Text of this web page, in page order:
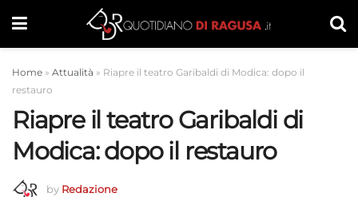
Home » Attualità » Riapre il teatro Garibaldi di Modica: dopo il
restauro
Riapre il teatro Garibaldi di
Modica: dopo il restauro
by Redazione